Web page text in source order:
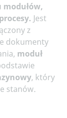
modułów,
Jest
z
dokumenty
moduł
, który
stanów.